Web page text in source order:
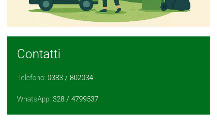
Contatti
Telefono: 0383 / 802034
WhatsApp: 328 / 4799537